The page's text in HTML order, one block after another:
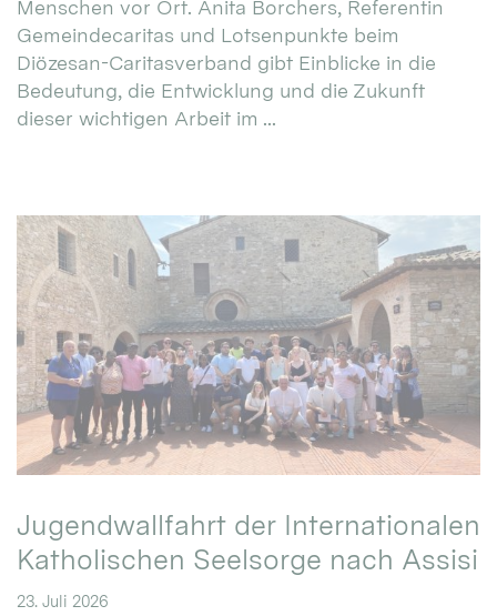
Menschen vor Ort. Anita Borchers, Referentin
Gemeindecaritas und Lotsenpunkte beim
Diözesan-Caritasverband gibt Einblicke in die
Bedeutung, die Entwicklung und die Zukunft
dieser wichtigen Arbeit im ...
Jugendwallfahrt der Internationalen
Katholischen Seelsorge nach Assisi
23. Juli 2026